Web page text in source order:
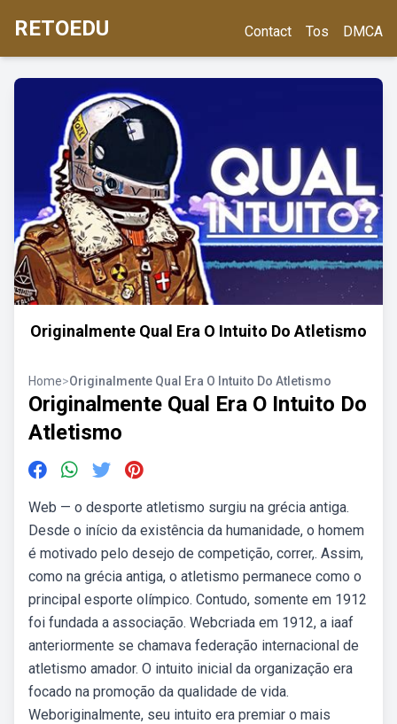
RETOEDU Contact Tos DMCA
Originalmente Qual Era O Intuito Do Atletismo
Home>Originalmente Qual Era O Intuito Do Atletismo
Originalmente Qual Era O Intuito Do
Atletismo
Web — o desporte atletismo surgiu na grécia antiga.
Desde o início da existência da humanidade, o homem
é motivado pelo desejo de competição, correr,. Assim,
como na grécia antiga, o atletismo permanece como o
principal esporte olímpico. Contudo, somente em 1912
foi fundada a associação. Webcriada em 1912, a iaaf
anteriormente se chamava federação internacional de
atletismo amador. O intuito inicial da organização era
focado na promoção da qualidade de vida.
Weboriginalmente, seu intuito era premiar o mais